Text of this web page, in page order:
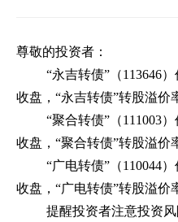
尊敬的投资者：
“永吉转债”（113646
收盘，“永吉转债”转股溢价
“聚合转债”（111003
收盘，“聚合转债”转股溢价
“广电转债”（110044
收盘，“广电转债”转股溢价
提醒投资者注意投资风